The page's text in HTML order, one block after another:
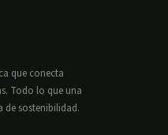
que conecta
Todo lo que una
de sostenibilidad.